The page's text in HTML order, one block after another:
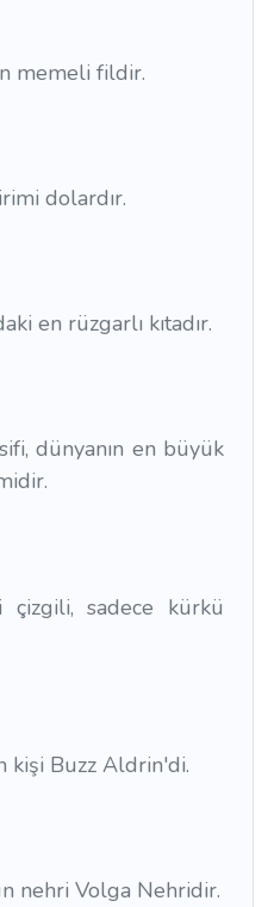
memeli fildir.
dolardır.
en rüzgarlı kıtadır.
dünyanın en büyük
çizgili, sadece kürkü
kişi Buzz Aldrin'di.
nehri Volga Nehridir.